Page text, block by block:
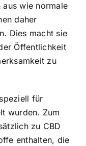
aus wie normale
daher
Dies macht sie
Öffentlichkeit
zu
für
wurden. Zum
zu CBD
enthalten, die